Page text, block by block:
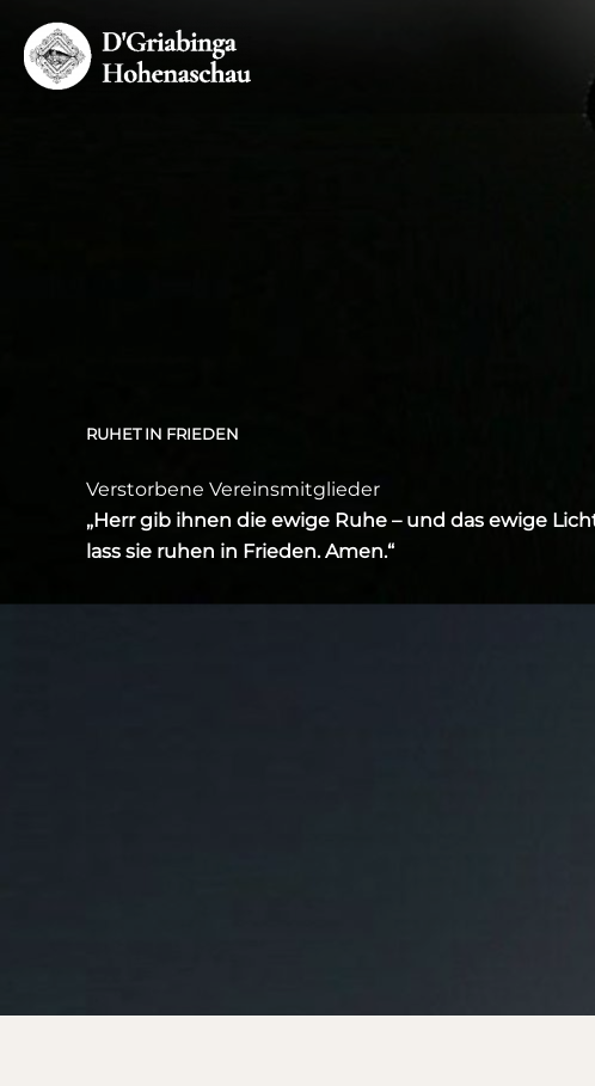
Inhalt
springen
RUHET IN FRIEDEN
Verstorbene Vereinsmitglieder
„Herr gib ihnen die ewige Ruhe – und das ewige
lass sie ruhen in Frieden. Amen.“